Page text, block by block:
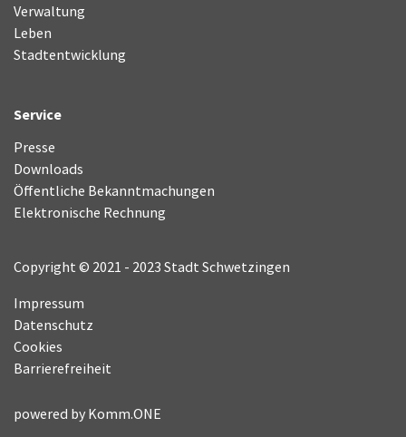
Verwaltung
Leben
Stadtentwicklung
Service
Presse
Downloads
Öffentliche Bekanntmachungen
Elektronische Rechnung
Copyright © 2021 - 2023 Stadt Schwetzingen
Impressum
Datenschutz
Cookies
Barrierefreiheit
powered by Komm.ONE